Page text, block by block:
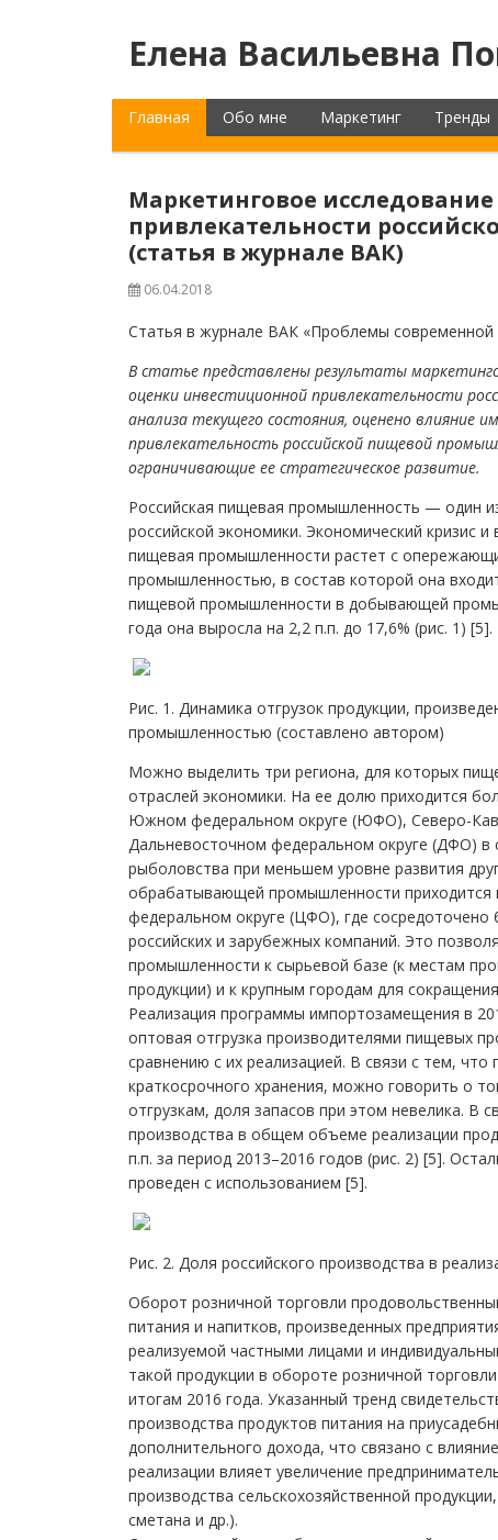
Елена Васильевна
Главная Обо мне Маркетинг Тренды
Маркетинговое
привлекательности
(статья в журнале ВАК)
06.04.2018
Статья в журнале ВАК «Проблемы современной
В статье представлены результаты
оценки инвестиционной привлекательности
анализа текущего состояния, оценено влияние
привлекательность российской пищевой
ограничивающие ее стратегическое развитие.
Российская пищевая промышленность — один
российской экономики. Экономический кризис
пищевая промышленности растет с
промышленностью, в состав которой она
пищевой промышленности в добывающей
года она выросла на 2,2 п.п. до 17,6% (рис. 1) [5].
Рис. 1. Динамика отгрузок продукции,
промышленностью (составлено автором)
Можно выделить три региона, для которых
отраслей экономики. На ее долю приходится
Южном федеральном округе (ЮФО), Северо-
Дальневосточном федеральном округе (ДФО) в
рыболовства при меньшем уровне развития
обрабатывающей промышленности
федеральном округе (ЦФО), где
российских и зарубежных компаний. Это
промышленности к сырьевой базе (к местам
продукции) и к крупным городам для
Реализация программы импортозамещения в
оптовая отгрузка производителями пищевых
сравнению с их реализацией. В связи с тем,
краткосрочного хранения, можно говорить о
отгрузкам, доля запасов при этом невелика. В
производства в общем объеме реализации
п.п. за период 2013–2016 годов (рис. 2) [5].
проведен с использованием [5].
Рис. 2. Доля российского производства в
Оборот розничной торговли
питания и напитков, произведенных
реализуемой частными лицами и
такой продукции в обороте розничной
итогам 2016 года. Указанный тренд
производства продуктов питания на
дополнительного дохода, что связано с
реализации влияет увеличение
производства сельскохозяйственной
сметана и др.).